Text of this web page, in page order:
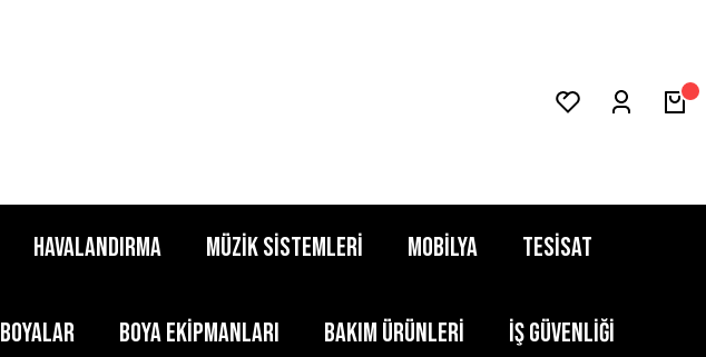
HAVALANDIRMA MÜZİK SİSTEMLERİ MOBİLYA TESİSAT
BOYALAR BOYA EKİPMANLARI BAKIM ÜRÜNLERİ İŞ GÜVENLİĞİ